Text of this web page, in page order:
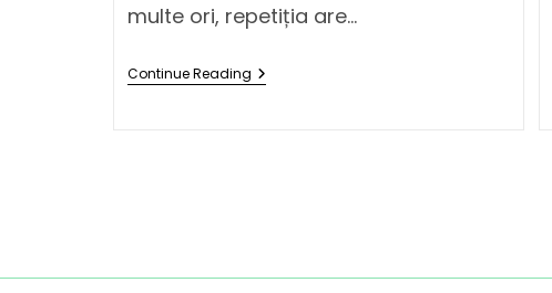
multe ori, repetiția are…
Continue Reading